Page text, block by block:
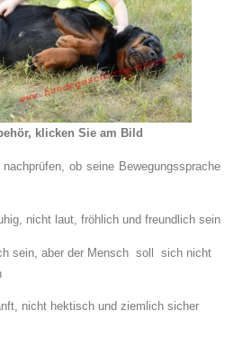
klicken Sie am Bild
ob seine Bewegungssprache
nicht laut, fröhlich und freundlich sein
sein, aber der Mensch soll sich nicht
nicht hektisch und ziemlich sicher